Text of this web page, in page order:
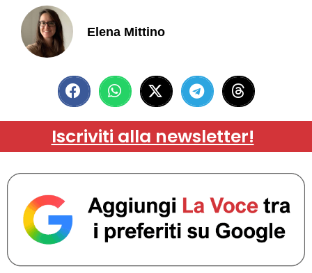
Elena Mittino
Iscriviti alla newsletter!